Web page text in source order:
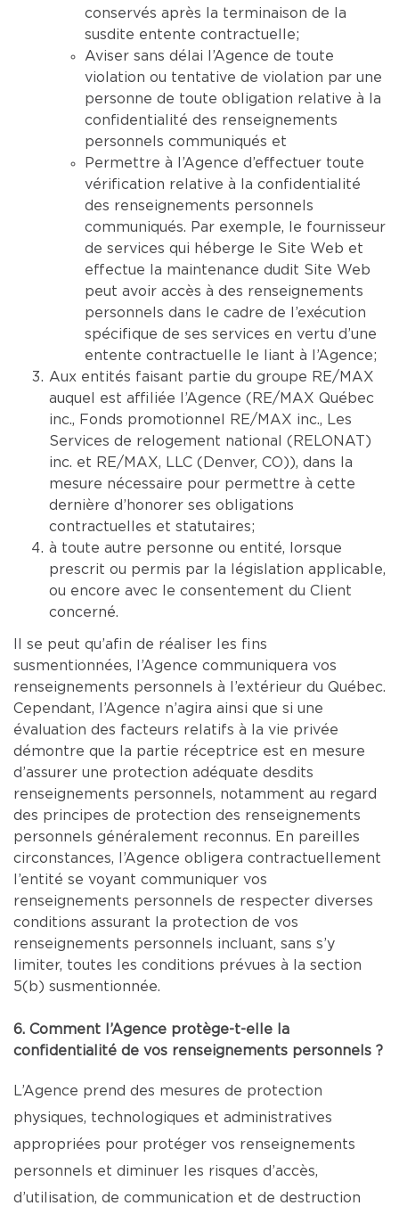
conservés après la terminaison de la
susdite entente contractuelle;
Aviser sans délai l’Agence de toute
violation ou tentative de violation par une
personne de toute obligation relative à la
confidentialité des renseignements
personnels communiqués et
Permettre à l’Agence d’effectuer toute
vérification relative à la confidentialité
des renseignements personnels
communiqués. Par exemple, le fournisseur
de services qui héberge le Site Web et
effectue la maintenance dudit Site Web
peut avoir accès à des renseignements
personnels dans le cadre de l’exécution
spécifique de ses services en vertu d’une
entente contractuelle le liant à l’Agence;
Aux entités faisant partie du groupe RE/MAX
auquel est affiliée l’Agence (RE/MAX Québec
inc., Fonds promotionnel RE/MAX inc., Les
Services de relogement national (RELONAT)
inc. et RE/MAX, LLC (Denver, CO)), dans la
mesure nécessaire pour permettre à cette
dernière d’honorer ses obligations
contractuelles et statutaires;
à toute autre personne ou entité, lorsque
prescrit ou permis par la législation applicable,
ou encore avec le consentement du Client
concerné.
Il se peut qu’afin de réaliser les fins
susmentionnées, l’Agence communiquera vos
renseignements personnels à l’extérieur du Québec.
Cependant, l’Agence n’agira ainsi que si une
évaluation des facteurs relatifs à la vie privée
démontre que la partie réceptrice est en mesure
d’assurer une protection adéquate desdits
renseignements personnels, notamment au regard
des principes de protection des renseignements
personnels généralement reconnus. En pareilles
circonstances, l’Agence obligera contractuellement
l’entité se voyant communiquer vos
renseignements personnels de respecter diverses
conditions assurant la protection de vos
renseignements personnels incluant, sans s’y
limiter, toutes les conditions prévues à la section
5(b) susmentionnée.
6. Comment l’Agence protège-t-elle la
confidentialité de vos renseignements personnels ?
L’Agence prend des mesures de protection
physiques, technologiques et administratives
appropriées pour protéger vos renseignements
personnels et diminuer les risques d’accès,
d’utilisation, de communication et de destruction